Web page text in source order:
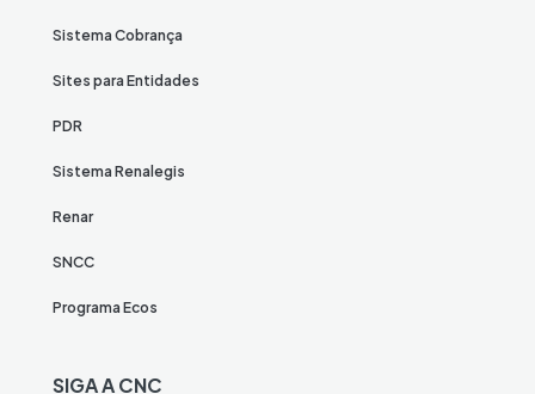
Sistema Cobrança
Sites para Entidades
PDR
Sistema Renalegis
Renar
SNCC
Programa Ecos
SIGA A CNC